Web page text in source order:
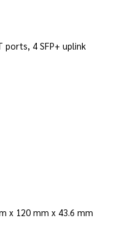
ports, 4 SFP+ uplink
x 120 mm x 43.6 mm